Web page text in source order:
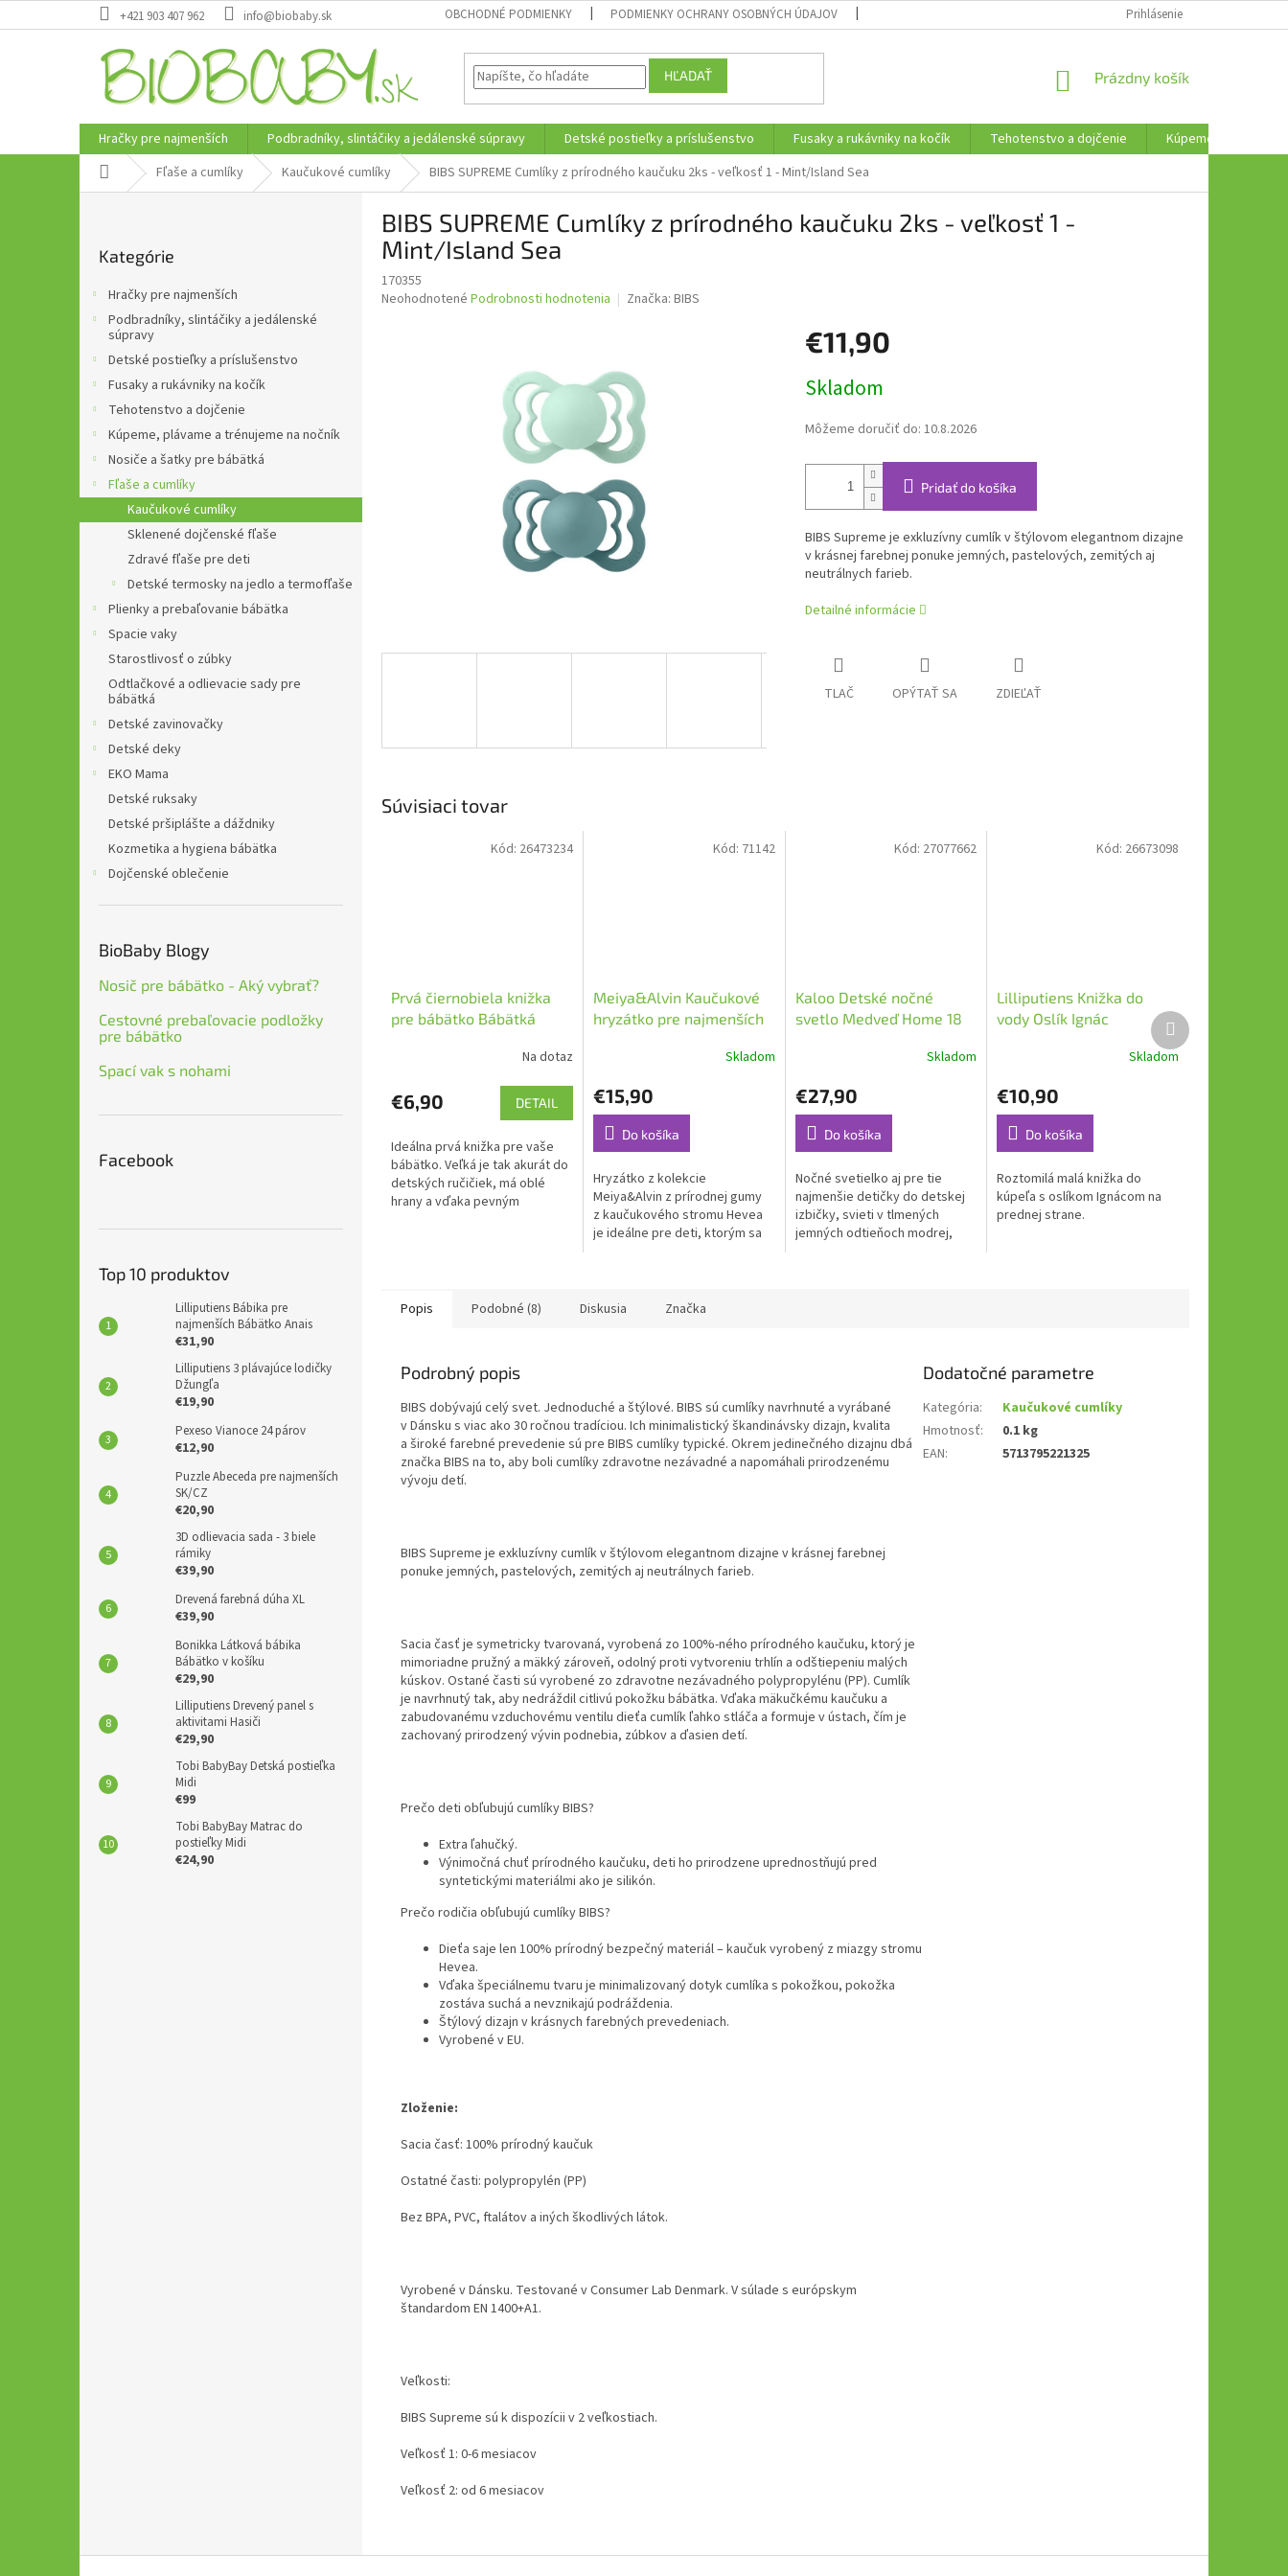
na
+421 903 407 962 info@biobaby.sk OBCHODNÉ PODMIENKY PODMIENKY OCHRANY OSOBNÝCH ÚDAJOV Prihlásenie
HĽADAŤ
NÁKUPNÝ
Prázdny košík
Hračky pre najmenších Podbradníky, slintáčiky a jedálenské súpravy Detské postieľky a príslušenstvo Fusaky a rukávniky na kočík Tehotenstvo a dojčenie
Kúpeme, plávame a
DomovFľaše a cumlíky Kaučukové cumlíky BIBS SUPREME Cumlíky z prírodného kaučuku 2ks - veľkosť 1 - Mint/Island Sea
kategórie
Kategórie
Hračky pre najmenších
Podbradníky, slintáčiky a jedálenské
súpravy
Detské postieľky a príslušenstvo
Fusaky a rukávniky na kočík
Tehotenstvo a dojčenie
Kúpeme, plávame a trénujeme na nočník
Nosiče a šatky pre bábätká
Fľaše a cumlíky
Kaučukové cumlíky
Sklenené dojčenské fľaše
Zdravé fľaše pre deti
Detské termosky na jedlo a termofľaše
Plienky a prebaľovanie bábätka
Spacie vaky
Starostlivosť o zúbky
Odtlačkové a odlievacie sady pre
bábätká
Detské zavinovačky
Detské deky
EKO Mama
Detské ruksaky
Detské pršiplášte a dáždniky
Kozmetika a hygiena bábätka
Dojčenské oblečenie
BioBaby Blogy
Nosič pre bábätko - Aký vybrať?
Cestovné prebaľovacie podložky
pre bábätko
Spací vak s nohami
Facebook
Top 10 produktov
Lilliputiens Bábika pre
najmenších Bábätko Anais
€31,90
Lilliputiens 3 plávajúce lodičky
Džungľa
€19,90
Pexeso Vianoce 24 párov
€12,90
Puzzle Abeceda pre najmenších
SK/CZ
€20,90
3D odlievacia sada - 3 biele
rámiky
€39,90
Drevená farebná dúha XL
€39,90
Bonikka Látková bábika
Bábätko v košíku
€29,90
Lilliputiens Drevený panel s
aktivitami Hasiči
€29,90
Tobi BabyBay Detská postieľka
Midi
€99
Tobi BabyBay Matrac do
postieľky Midi
€24,90
BIBS SUPREME Cumlíky z prírodného kaučuku 2ks - veľkosť 1 -
Mint/Island Sea
170355
Priemerné
Neohodnotené Podrobnosti hodnotenia Značka: BIBS
€11,90
cena:
Skladom
Môžeme doručiť do: 10.8.2026
Pridať do košíka
BIBS Supreme je exkluzívny cumlík v štýlovom elegantnom dizajne
v krásnej farebnej ponuke jemných, pastelových, zemitých aj
neutrálnych farieb.
Detailné informácie
TLAČ OPÝTAŤ SA ZDIEĽAŤ
Súvisiaci tovar
Prvá čiernobiela knižka
pre bábätko Bábätká
Na dotaz
€6,90 DETAIL
Ideálna prvá knižka pre vaše
bábätko. Veľká je tak akurát do
detských ručičiek, má oblé
hrany a vďaka pevným
Kód: 26473234
Meiya&Alvin Kaučukové
hryzátko pre najmenších
Skladom
€15,90
Do košíka
Hryzátko z kolekcie
Meiya&Alvin z prírodnej gumy
z kaučukového stromu Hevea
je ideálne pre deti, ktorým sa
Kód: 71142
Kaloo Detské nočné
svetlo Medveď Home 18
Skladom
€27,90
Do košíka
Nočné svetielko aj pre tie
najmenšie detičky do detskej
izbičky, svieti v tlmených
jemných odtieňoch modrej,
Kód: 27077662
Lilliputiens Knižka do
vody Oslík Ignác
Skladom
€10,90
Do košíka
Roztomilá malá knižka do
kúpeľa s oslíkom Ignácom na
prednej strane.
Kód: 26673098
Ďalší
produkt
Popis Podobné (8) Diskusia Značka
Podrobný popis
BIBS dobývajú celý svet. Jednoduché a štýlové. BIBS sú cumlíky navrhnuté a vyrábané
v Dánsku s viac ako 30 ročnou tradíciou. Ich minimalistický škandinávsky dizajn, kvalita
a široké farebné prevedenie sú pre BIBS cumlíky typické. Okrem jedinečného dizajnu dbá
značka BIBS na to, aby boli cumlíky zdravotne nezávadné a napomáhali prirodzenému
vývoju detí.
BIBS Supreme je exkluzívny cumlík v štýlovom elegantnom dizajne v krásnej farebnej
ponuke jemných, pastelových, zemitých aj neutrálnych farieb.
Sacia časť je symetricky tvarovaná, vyrobená zo 100%-ného prírodného kaučuku, ktorý je
mimoriadne pružný a mäkký zároveň, odolný proti vytvoreniu trhlín a odštiepeniu malých
kúskov. Ostané časti sú vyrobené zo zdravotne nezávadného polypropylénu (PP). Cumlík
je navrhnutý tak, aby nedráždil citlivú pokožku bábätka. Vďaka mäkučkému kaučuku a
zabudovanému vzduchovému ventilu dieťa cumlík ľahko stláča a formuje v ústach, čím je
zachovaný prirodzený vývin podnebia, zúbkov a ďasien detí.
Prečo deti obľubujú cumlíky BIBS?
Extra ľahučký.
Výnimočná chuť prírodného kaučuku, deti ho prirodzene uprednostňujú pred
syntetickými materiálmi ako je silikón.
Prečo rodičia obľubujú cumlíky BIBS?
Dieťa saje len 100% prírodný bezpečný materiál – kaučuk vyrobený z miazgy stromu
Hevea.
Vďaka špeciálnemu tvaru je minimalizovaný dotyk cumlíka s pokožkou, pokožka
zostáva suchá a nevznikajú podráždenia.
Štýlový dizajn v krásnych farebných prevedeniach.
Vyrobené v EU.
Zloženie:
Sacia časť: 100% prírodný kaučuk
Ostatné časti: polypropylén (PP)
Bez BPA, PVC, ftalátov a iných škodlivých látok.
Vyrobené v Dánsku. Testované v Consumer Lab Denmark. V súlade s európskym
štandardom EN 1400+A1.
Veľkosti:
BIBS Supreme sú k dispozícii v 2 veľkostiach.
Veľkosť 1: 0-6 mesiacov
Veľkosť 2: od 6 mesiacov
Dodatočné parametre
Kategória:
Kaučukové cumlíky
Hmotnosť:
0.1 kg
EAN: 5713795221325